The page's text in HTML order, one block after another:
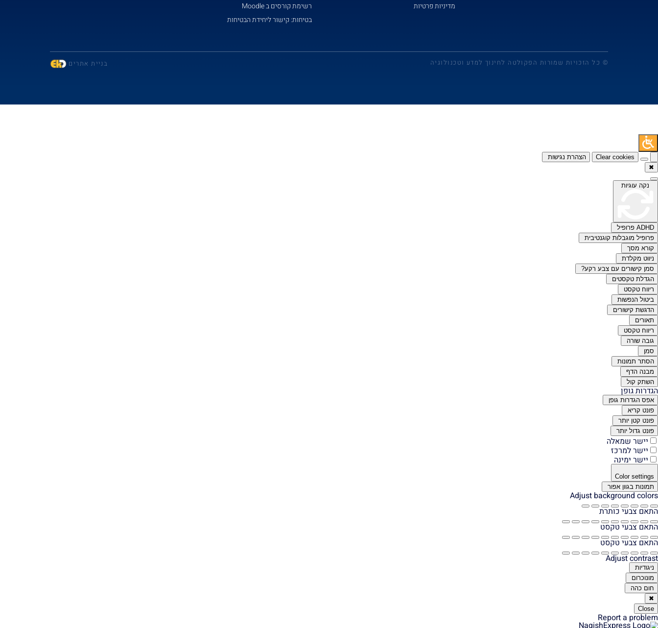
מדיניות פרטיות
רשימת קורסים ב Moodle
בטיחות: קישור ליחידת הבטיחות
© כל הזכויות שמורות הפקולטה לחינוך למדע וטכנולוגיה בניית אתרים
Clear cookies
הצהרת נגישות
✖
נקה עוגיות
ADHD פרופיל
פרופיל מוגבלות קוגנטיבית
קורא מסך
ניווט מקלדת
סמן קישורים עם צבע רקע?
הגדלת טקסטים
ריווח טקסט
ביטול הנפשות
הדגשת קישורים
תאורים
ריווח טקסט
גובה שורה
סמן
הסתר תמונות
מבנה הדף
השתק קול
הגדרות גופן
אפס הגדרות גופן
פונט קריא
פונט קטן יותר
פונט גדול יותר
יישר שמאלה
יישר למרכז
יישר ימינה
Color settings
תמונות בגוון אפור
Adjust background colors
התאם צבעי כותרת
התאם צבעי טקסט
התאם צבעי טקסט
Adjust contrast
ניגודיות
מונוכרום
חום כהה
✖
Close
Report a problem